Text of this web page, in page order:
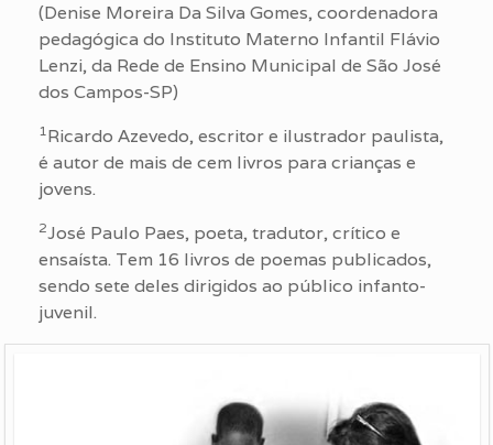
(Denise Moreira Da Silva Gomes, coordenadora
pedagógica do Instituto Materno Infantil Flávio
Lenzi, da Rede de Ensino Municipal de São José
dos Campos-SP)
1Ricardo Azevedo, escritor e ilustrador paulista,
é autor de mais de cem livros para crianças e
jovens.
2José Paulo Paes, poeta, tradutor, crítico e
ensaísta. Tem 16 livros de poemas publicados,
sendo sete deles dirigidos ao público infanto-
juvenil.